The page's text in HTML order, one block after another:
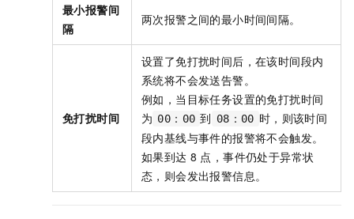
最小报警间
隔
两次报警之间的最小时间间隔。
免打扰时间
设置了免打扰时间后，在该时间段内
系统将不会发送告警。
例如，当目标任务设置的免打扰时间
为 00：00 到 08：00 时，则该时间
段内基线与事件的报警将不会触发。
如果到达 8 点，事件仍处于异常状
态，则会发出报警信息。